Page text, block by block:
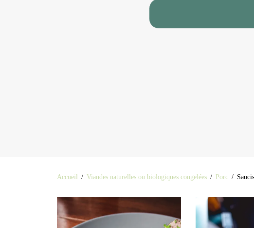
Accueil / Viandes naturelles ou biologiques congelées / Porc /